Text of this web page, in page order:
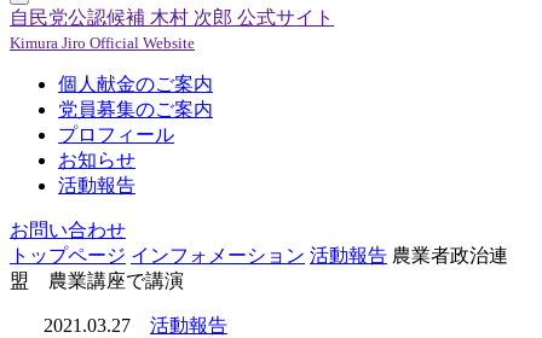
自民党公認候補 木村 次郎 公式サイト
Kimura Jiro Official Website
個人献金のご案内
党員募集のご案内
プロフィール
お知らせ
活動報告
お問い合わせ
トップページ インフォメーション 活動報告 農業者政治連
盟 農業講座で講演
2021.03.27 活動報告